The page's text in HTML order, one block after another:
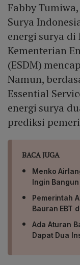
Fabby
Surya
energi surya
Kementerian
(ESDM)
Namun,
Essential
energi surya
prediksi
BACA JUGA
Menko
Ingin Bangun
Pemerintah
Bauran EBT
Ada Aturan
Dapat Dua